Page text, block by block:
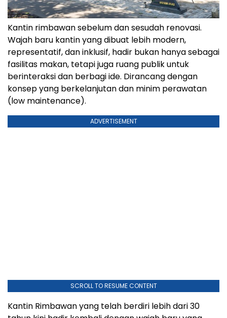
Kantin rimbawan sebelum dan sesudah renovasi.
Wajah baru kantin yang dibuat lebih modern,
representatif, dan inklusif, hadir bukan hanya sebagai
fasilitas makan, tetapi juga ruang publik untuk
berinteraksi dan berbagi ide. Dirancang dengan
konsep yang berkelanjutan dan minim perawatan
(low maintenance).
ADVERTISEMENT
SCROLL TO RESUME CONTENT
Kantin Rimbawan yang telah berdiri lebih dari 30